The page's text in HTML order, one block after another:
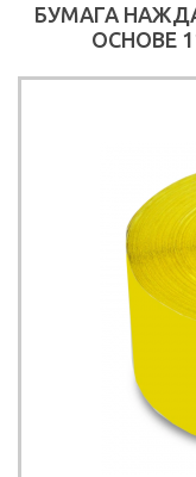
БУМАГА
ОСНОВЕ